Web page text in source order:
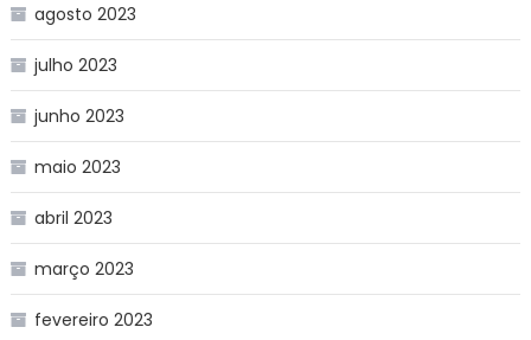
agosto 2023
julho 2023
junho 2023
maio 2023
abril 2023
março 2023
fevereiro 2023